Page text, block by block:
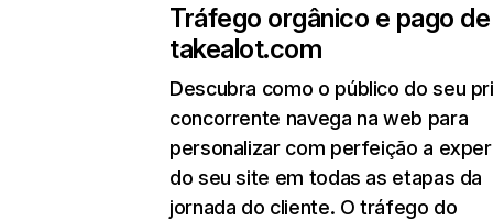
Tráfego orgânico e pago de
takealot.com
Descubra como o público do seu
concorrente navega na web para
personalizar com perfeição a
do seu site em todas as etapas da
jornada do cliente. O tráfego do